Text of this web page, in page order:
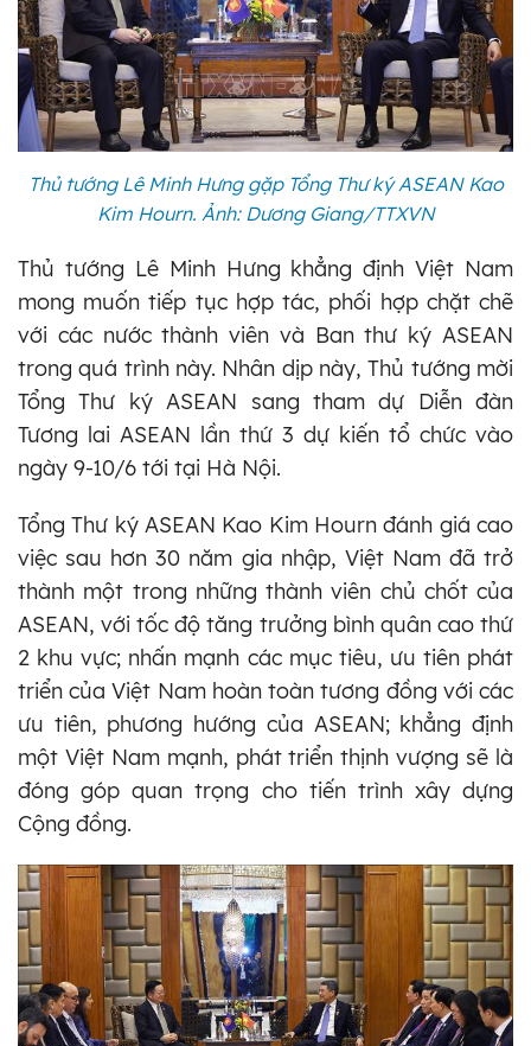
Thủ tướng Lê Minh Hưng gặp Tổng Thư ký ASEAN Kao
Kim Hourn. Ảnh: Dương Giang/TTXVN
Thủ tướng Lê Minh Hưng khẳng định Việt Nam
mong muốn tiếp tục hợp tác, phối hợp chặt chẽ
với các nước thành viên và Ban thư ký ASEAN
trong quá trình này. Nhân dịp này, Thủ tướng mời
Tổng Thư ký ASEAN sang tham dự Diễn đàn
Tương lai ASEAN lần thứ 3 dự kiến tổ chức vào
ngày 9-10/6 tới tại Hà Nội.
Tổng Thư ký ASEAN Kao Kim Hourn đánh giá cao
việc sau hơn 30 năm gia nhập, Việt Nam đã trở
thành một trong những thành viên chủ chốt của
ASEAN, với tốc độ tăng trưởng bình quân cao thứ
2 khu vực; nhấn mạnh các mục tiêu, ưu tiên phát
triển của Việt Nam hoàn toàn tương đồng với các
ưu tiên, phương hướng của ASEAN; khẳng định
một Việt Nam mạnh, phát triển thịnh vượng sẽ là
đóng góp quan trọng cho tiến trình xây dựng
Cộng đồng.